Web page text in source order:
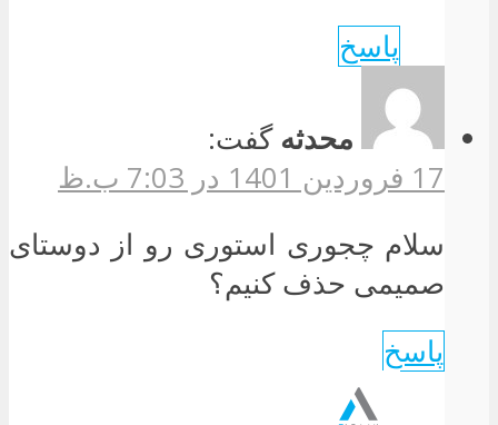
پاسخ
محدثه گفت:
17 فروردین 1401 در 7:03 ب.ظ
سلام چجوری استوری رو از دوستای
صمیمی حذف کنیم؟
پاسخ